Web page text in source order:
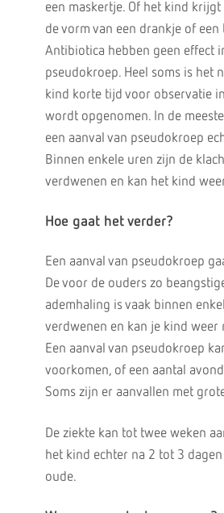
een maskertje. Of het kind
de vorm van een drankje of een
Antibiotica hebben geen effect
pseudokroep. Heel soms is het
kind korte tijd voor observatie
wordt opgenomen. In de
een aanval van pseudokroep
Binnen enkele uren zijn de
verdwenen en kan het kind
Hoe gaat het verder?
Een aanval van pseudokroep
De voor de ouders zo
ademhaling is vaak binnen
verdwenen en kan je kind weer
Een aanval van pseudokroep
voorkomen, of een aantal
Soms zijn er aanvallen met
De ziekte kan tot twee weken
het kind echter na 2 tot 3
oude.